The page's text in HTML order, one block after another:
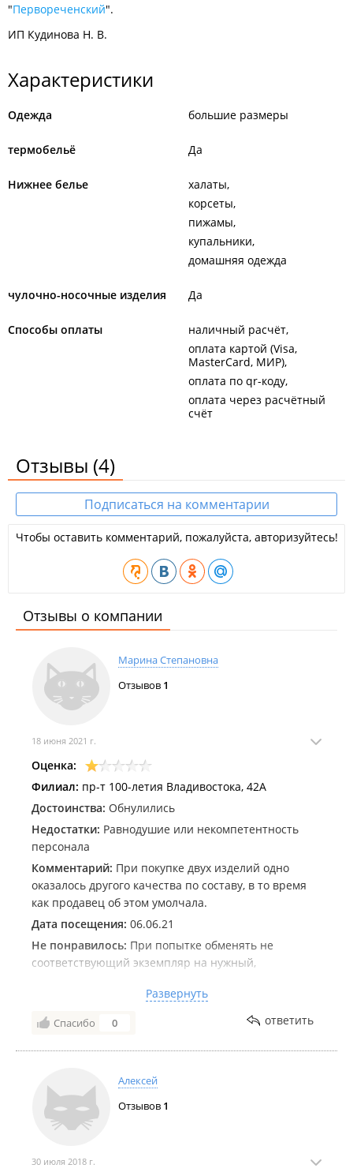
"Первореченский".
ИП Кудинова Н. В.
Характеристики
Одежда большие размеры
термобельё Да
Нижнее белье
халаты
корсеты
пижамы
купальники
домашняя одежда
чулочно-носочные изделия Да
Способы оплаты
наличный расчёт
оплата картой (Visa,
MasterCard, МИР)
оплата по qr-коду
оплата через расчётный
счёт
Отзывы (4)
Подписаться на комментарии
Чтобы оставить комментарий, пожалуйста, авторизуйтесь!
Отзывы о компании
Марина Степановна
Отзывов 1
18 июня 2021 г.
Оценка:
Филиал: пр-т 100-летия Владивостока, 42А
Достоинства: Обнулились
Недостатки: Равнодушие или некомпетентность
персонала
Комментарий: При покупке двух изделий одно
оказалось другого качества по составу, в то время
как продавец об этом умолчала.
Дата посещения: 06.06.21
Не понравилось: При попытке обменять не
соответствующий экземпляр на нужный,
нижнее белье не меняется. При этом товар был
предоставлен в магазин в абсолютно новом виде, в
той же упаковке со всеми лейблами и чеком. Налицо
абсолютное пренебрежение по отношению к
Развернуть
Спасибо 0 ответить
Алексей
Отзывов 1
30 июля 2018 г.